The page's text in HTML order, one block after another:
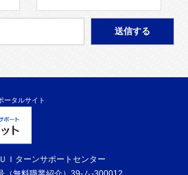
ータルサイト
Ｉターンサポートセンター